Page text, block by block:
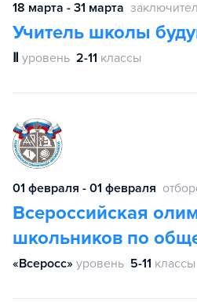
18 марта - 31 марта
Учитель школы
Ⅱ уровень 2-11 классы
01 февраля - 01 февраля
Всероссийская
школьников по
«Всеросс» уровень 5-11 классы